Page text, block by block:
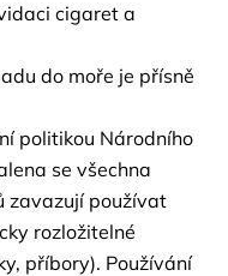
cigaret a
do moře je přísně
politikou Národního
se všechna
zavazují používat
rozložitelné
příbory). Používání